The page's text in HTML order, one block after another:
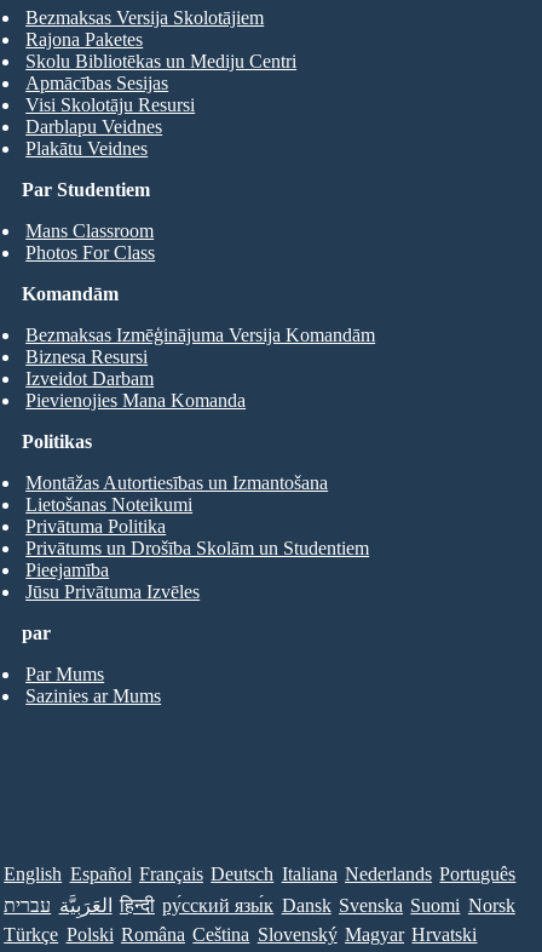
29. janvāris: Ierašanās Buchenwald. Shlomo Wiesel mira dizentērijas,
bada un pārguruma. Elie kļūst vaina piemeklētas pār jūtām reljefa un
Par Studentiem
Mans Classroom
Photos For Class
Bezmaksas Versija Skolotājiem
Rajona Paketes
Skolu Bibliotēkas un Mediju Centri
Apmācības Sesijas
Visi Skolotāju Resursi
Darblapu Veidnes
Plakātu Veidnes
Komandām
Bezmaksas Izmēģinājuma Versija Komandām
Biznesa Resursi
Izveidot Darbam
Pievienojies Mana Komanda
par
Par Mums
Sazinies ar Mums
Politikas
Montāžas Autortiesības un Izmantošana
Lietošanas Noteikumi
Privātuma Politika
Privātums un Drošība Skolām un Studentiem
Pieejamība
Jūsu Privātuma Izvēles
English Español Français Deutsch Italiana Nederlands Português
עברית العَرَبِيَّة हिन्दी ру́сский язы́к Dansk Svenska Suomi Norsk
Türkçe Polski Româna Ceština Slovenský Magyar Hrvatski